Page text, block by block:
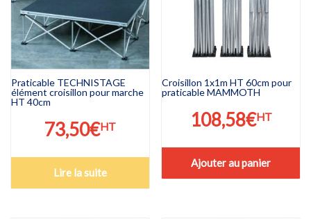
Praticable TECHNISTAGE
élément croisillon pour marche
HT 40cm
73,50€HT
Lire la suite
Croisillon 1x1m HT 60cm pour
praticable MAMMOTH
108,58€HT
Ajouter au panier